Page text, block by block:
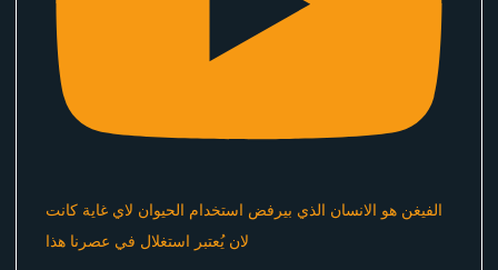
الفيغن هو الانسان الذي بيرفض استخدام الحيوان لاي غاية كانت